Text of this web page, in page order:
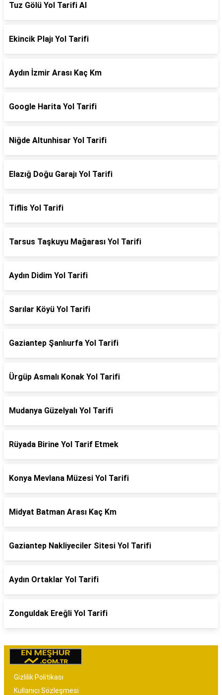
Tuz Gölü Yol Tarifi Al
Ekincik Plajı Yol Tarifi
Aydın İzmir Arası Kaç Km
Google Harita Yol Tarifi
Niğde Altunhisar Yol Tarifi
Elazığ Doğu Garajı Yol Tarifi
Tiflis Yol Tarifi
Tarsus Taşkuyu Mağarası Yol Tarifi
Aydın Didim Yol Tarifi
Sarılar Köyü Yol Tarifi
Gaziantep Şanlıurfa Yol Tarifi
Ürgüp Asmalı Konak Yol Tarifi
Mudanya Güzelyalı Yol Tarifi
Rüyada Birine Yol Tarif Etmek
Konya Mevlana Müzesi Yol Tarifi
Midyat Batman Arası Kaç Km
Gaziantep Nakliyeciler Sitesi Yol Tarifi
Aydın Ortaklar Yol Tarifi
Zonguldak Ereğli Yol Tarifi
Gizlilik Politikası
Kullanıcı Sözleşmesi